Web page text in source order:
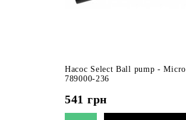
Насос Select Ball pump - Micro
789000-236
541 грн